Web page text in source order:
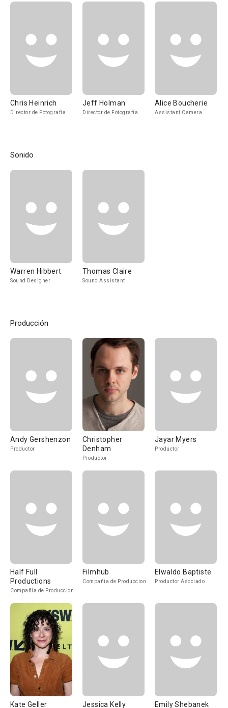
Chris Heinrich
Director de Fotografía
Jeff Holman
Director de Fotografía
Alice Boucherie
Assistant Camera
Sonido
Warren Hibbert
Sound Designer
Thomas Claire
Sound Assistant
Producción
Andy Gershenzon
Productor
Christopher
Denham
Productor
Jayar Myers
Productor
Half Full
Productions
Compañía de Produccion
Filmhub
Compañía de Produccion
Elwaldo Baptiste
Productor Asociado
Kate Geller Jessica Kelly Emily Shebanek